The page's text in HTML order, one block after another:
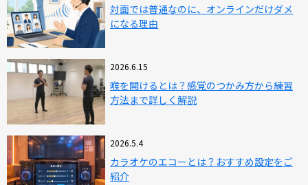
対面では普通なのに、オンラインだけダメ
になる理由
2026.6.15
喉を開けるとは？感覚のつかみ方から練習
方法まで詳しく解説
2026.5.4
カラオケのエコーとは？おすすめ設定をご
紹介